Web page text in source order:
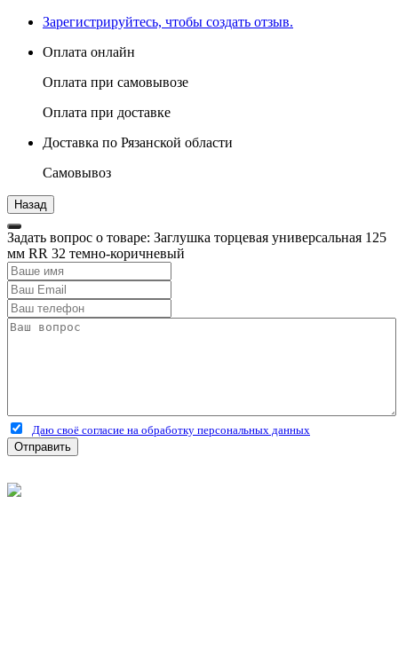
Зарегистрируйтесь, чтобы создать отзыв.
Оплата онлайн
Оплата при самовывозе
Оплата при доставке
Доставка по Рязанской области
Самовывоз
Задать вопрос о товаре: Заглушка торцевая универсальная 125
мм RR 32 темно-коричневый
Даю своё согласие на обработку персональных данных
Отправить